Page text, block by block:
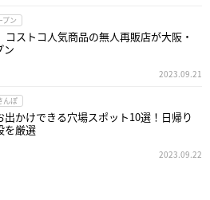
プン
コストコ人気商品の無人再販店が大阪・
ン
2023.09.21
んぽ
出かけできる穴場スポット10選！日帰り
を厳選
2023.09.22